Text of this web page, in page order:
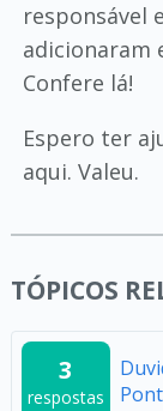
responsável
adicionaram
Confere lá!
Espero ter
aqui. Valeu.
TÓPICOS
3
respostas